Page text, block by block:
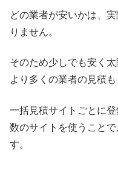
どの業者が安いかは、
りません。
そのため少しでも安く
より多くの業者の見積
一括見積サイトごとに
数のサイトを使うこと
す。